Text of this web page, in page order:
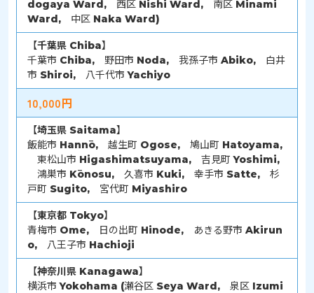
dogaya Ward, 西区 Nishi Ward, 南区 Minami
Ward, 中区 Naka Ward)
【千葉県 Chiba】
千葉市 Chiba, 野田市 Noda, 我孫子市 Abiko, 白井
市 Shiroi, 八千代市 Yachiyo
10,000円
【埼玉県 Saitama】
飯能市 Hannō, 越生町 Ogose, 鳩山町 Hatoyama,
東松山市 Higashimatsuyama, 吉見町 Yoshimi,
鴻巣市 Kōnosu, 久喜市 Kuki, 幸手市 Satte, 杉
戸町 Sugito, 宮代町 Miyashiro
【東京都 Tokyo】
青梅市 Ome, 日の出町 Hinode, あきる野市 Akirun
o, 八王子市 Hachioji
【神奈川県 Kanagawa】
横浜市 Yokohama (瀬谷区 Seya Ward, 泉区 Izumi